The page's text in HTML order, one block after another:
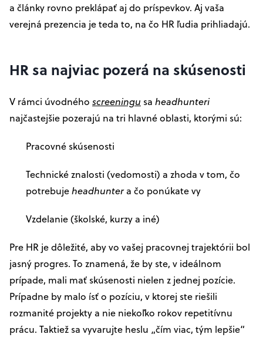
a články rovno preklápať aj do príspevkov. Aj vaša
verejná prezencia je teda to, na čo HR ľudia prihliadajú.
HR sa najviac pozerá na skúsenosti
V rámci úvodného screeningu sa headhunteri
najčastejšie pozerajú na tri hlavné oblasti, ktorými sú:
Pracovné skúsenosti
Technické znalosti (vedomosti) a zhoda v tom, čo
potrebujeheadhuntera čo ponúkate vy
Vzdelanie (školské, kurzy a iné)
Pre HR je dôležité, aby vo vašej pracovnej trajektórii bol
jasný progres. To znamená, že by ste, v ideálnom
prípade, mali mať skúsenosti nielen z jednej pozície.
Prípadne by malo ísť o pozíciu, v ktorej ste riešili
rozmanité projekty a nie niekoľko rokov repetitívnu
prácu. Taktiež sa vyvarujte heslu „čím viac, tým lepšie“